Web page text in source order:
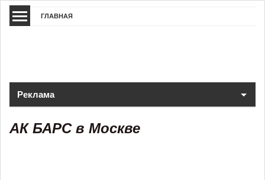
ГЛАВНАЯ
Реклама
АК БАРС в Москве